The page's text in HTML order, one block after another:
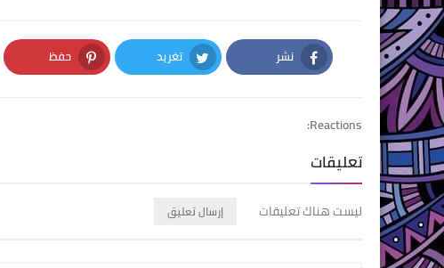
نشر
Facebook
تغريد
Twitter
حفظ
Pinterest
Reactions:
تعليقات
ليست هناك تعليقات إرسال تعليق